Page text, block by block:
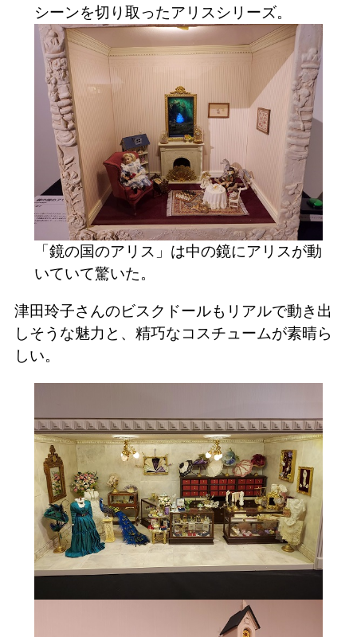
シーンを切り取ったアリスシリーズ。
「鏡の国のアリス」は中の鏡にアリスが動
いていて驚いた。
津田玲子さんのビスクドールもリアルで動き出
しそうな魅力と、精巧なコスチュームが素晴ら
しい。